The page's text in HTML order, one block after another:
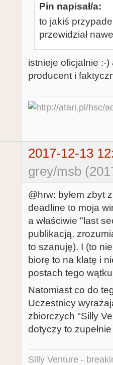
Pin napisał/a:
to jakiś
przewidział
istnieje oficjalnie :-
producent i
2017-12-13
grey/msb
@hrw: byłem zbyt
deadline to moja
a właściwie "last
publikacją.
to szanuję). I (to
biorę to na klatę i
postach tego
Natomiast co do
Uczestnicy
zbiorczych "Silly
dotyczy to
Silly Venture -